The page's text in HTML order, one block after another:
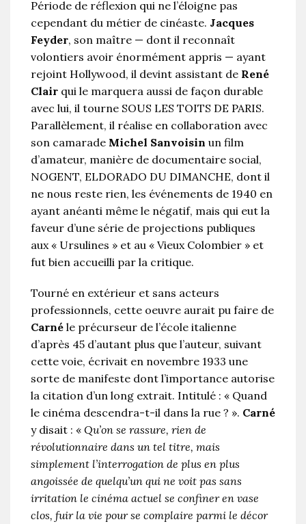
Période de réflexion qui ne l’éloigne pas
cependant du métier de cinéaste. Jacques
Feyder, son maître — dont il reconnaît
volontiers avoir énormément appris — ayant
rejoint Hollywood, il devint assistant de René
Clair qui le marquera aussi de façon durable
avec lui, il tourne SOUS LES TOITS DE PARIS.
Parallèlement, il réalise en collaboration avec
son camarade Michel Sanvoisin un film
d’amateur, manière de documentaire social,
NOGENT, ELDORADO DU DIMANCHE, dont il
ne nous reste rien, les événements de 1940 en
ayant anéanti même le négatif, mais qui eut la
faveur d’une série de projections publiques
aux « Ursulines » et au « Vieux Colombier » et
fut bien accueilli par la critique.
Tourné en extérieur et sans acteurs
professionnels, cette oeuvre aurait pu faire de
Carné le précurseur de l’école italienne
d’après 45 d’autant plus que l’auteur, suivant
cette voie, écrivait en novembre 1933 une
sorte de manifeste dont l’importance autorise
la citation d’un long extrait. Intitulé : « Quand
le cinéma descendra-t-il dans la rue ? ». Carné
y disait : « Qu’on se rassure, rien de
révolutionnaire dans un tel titre, mais
simplement l’interrogation de plus en plus
angoissée de quelqu’un qui ne voit pas sans
irritation le cinéma actuel se confiner en vase
clos, fuir la vie pour se complaire parmi le décor